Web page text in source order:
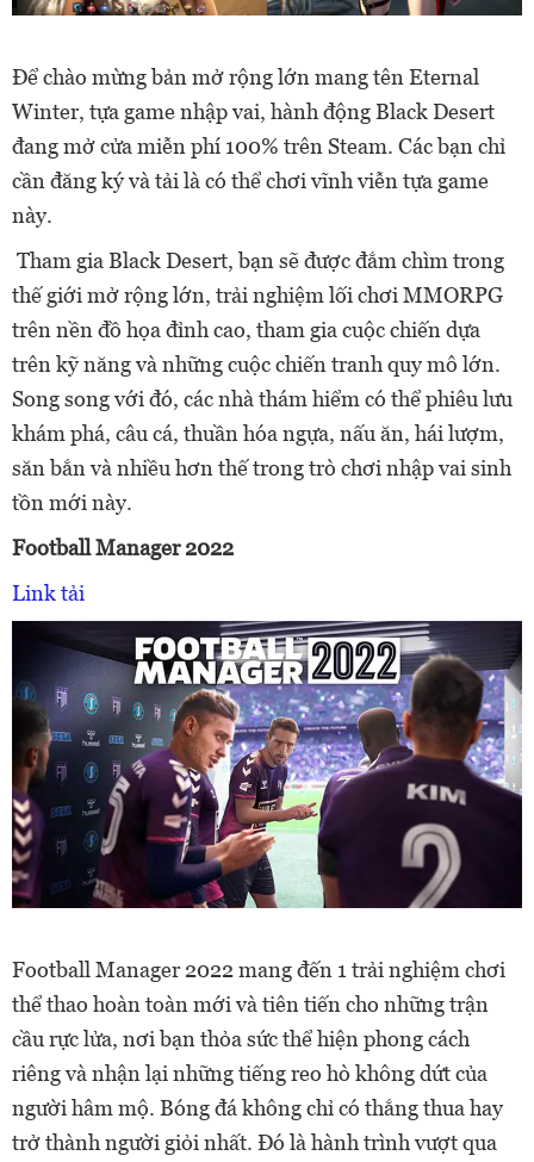
Để chào mừng bản mở rộng lớn mang tên Eternal
Winter, tựa game nhập vai, hành động Black Desert
đang mở cửa miễn phí 100% trên Steam. Các bạn chỉ
cần đăng ký và tải là có thể chơi vĩnh viễn tựa game
này.
Tham gia Black Desert, bạn sẽ được đắm chìm trong
thế giới mở rộng lớn, trải nghiệm lối chơi MMORPG
trên nền đồ họa đỉnh cao, tham gia cuộc chiến dựa
trên kỹ năng và những cuộc chiến tranh quy mô lớn.
Song song với đó, các nhà thám hiểm có thể phiêu lưu
khám phá, câu cá, thuần hóa ngựa, nấu ăn, hái lượm,
săn bắn và nhiều hơn thế trong trò chơi nhập vai sinh
tồn mới này.
Football Manager 2022
Link tải
Football Manager 2022 mang đến 1 trải nghiệm chơi
thể thao hoàn toàn mới và tiên tiến cho những trận
cầu rực lửa, nơi bạn thỏa sức thể hiện phong cách
riêng và nhận lại những tiếng reo hò không dứt của
người hâm mộ. Bóng đá không chỉ có thắng thua hay
trở thành người giỏi nhất. Đó là hành trình vượt qua